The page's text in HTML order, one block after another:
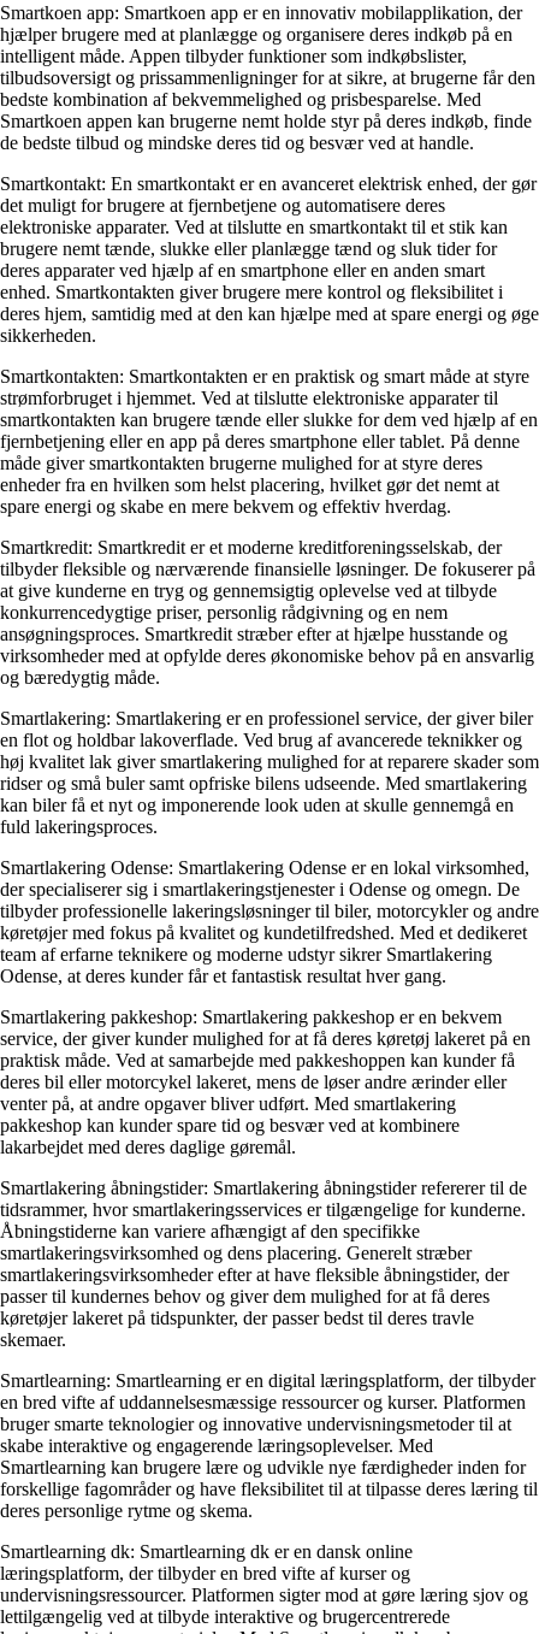
Smartkoen app: Smartkoen app er en innovativ mobilapplikation, der
hjælper brugere med at planlægge og organisere deres indkøb på en
intelligent måde. Appen tilbyder funktioner som indkøbslister,
tilbudsoversigt og prissammenligninger for at sikre, at brugerne får den
bedste kombination af bekvemmelighed og prisbesparelse. Med
Smartkoen appen kan brugerne nemt holde styr på deres indkøb, finde
de bedste tilbud og mindske deres tid og besvær ved at handle.
Smartkontakt: En smartkontakt er en avanceret elektrisk enhed, der gør
det muligt for brugere at fjernbetjene og automatisere deres
elektroniske apparater. Ved at tilslutte en smartkontakt til et stik kan
brugere nemt tænde, slukke eller planlægge tænd og sluk tider for
deres apparater ved hjælp af en smartphone eller en anden smart
enhed. Smartkontakten giver brugere mere kontrol og fleksibilitet i
deres hjem, samtidig med at den kan hjælpe med at spare energi og øge
sikkerheden.
Smartkontakten: Smartkontakten er en praktisk og smart måde at styre
strømforbruget i hjemmet. Ved at tilslutte elektroniske apparater til
smartkontakten kan brugere tænde eller slukke for dem ved hjælp af en
fjernbetjening eller en app på deres smartphone eller tablet. På denne
måde giver smartkontakten brugerne mulighed for at styre deres
enheder fra en hvilken som helst placering, hvilket gør det nemt at
spare energi og skabe en mere bekvem og effektiv hverdag.
Smartkredit: Smartkredit er et moderne kreditforeningsselskab, der
tilbyder fleksible og nærværende finansielle løsninger. De fokuserer på
at give kunderne en tryg og gennemsigtig oplevelse ved at tilbyde
konkurrencedygtige priser, personlig rådgivning og en nem
ansøgningsproces. Smartkredit stræber efter at hjælpe husstande og
virksomheder med at opfylde deres økonomiske behov på en ansvarlig
og bæredygtig måde.
Smartlakering: Smartlakering er en professionel service, der giver biler
en flot og holdbar lakoverflade. Ved brug af avancerede teknikker og
høj kvalitet lak giver smartlakering mulighed for at reparere skader som
ridser og små buler samt opfriske bilens udseende. Med smartlakering
kan biler få et nyt og imponerende look uden at skulle gennemgå en
fuld lakeringsproces.
Smartlakering Odense: Smartlakering Odense er en lokal virksomhed,
der specialiserer sig i smartlakeringstjenester i Odense og omegn. De
tilbyder professionelle lakeringsløsninger til biler, motorcykler og andre
køretøjer med fokus på kvalitet og kundetilfredshed. Med et dedikeret
team af erfarne teknikere og moderne udstyr sikrer Smartlakering
Odense, at deres kunder får et fantastisk resultat hver gang.
Smartlakering pakkeshop: Smartlakering pakkeshop er en bekvem
service, der giver kunder mulighed for at få deres køretøj lakeret på en
praktisk måde. Ved at samarbejde med pakkeshoppen kan kunder få
deres bil eller motorcykel lakeret, mens de løser andre ærinder eller
venter på, at andre opgaver bliver udført. Med smartlakering
pakkeshop kan kunder spare tid og besvær ved at kombinere
lakarbejdet med deres daglige gøremål.
Smartlakering åbningstider: Smartlakering åbningstider refererer til de
tidsrammer, hvor smartlakeringsservices er tilgængelige for kunderne.
Åbningstiderne kan variere afhængigt af den specifikke
smartlakeringsvirksomhed og dens placering. Generelt stræber
smartlakeringsvirksomheder efter at have fleksible åbningstider, der
passer til kundernes behov og giver dem mulighed for at få deres
køretøjer lakeret på tidspunkter, der passer bedst til deres travle
skemaer.
Smartlearning: Smartlearning er en digital læringsplatform, der tilbyder
en bred vifte af uddannelsesmæssige ressourcer og kurser. Platformen
bruger smarte teknologier og innovative undervisningsmetoder til at
skabe interaktive og engagerende læringsoplevelser. Med
Smartlearning kan brugere lære og udvikle nye færdigheder inden for
forskellige fagområder og have fleksibilitet til at tilpasse deres læring til
deres personlige rytme og skema.
Smartlearning dk: Smartlearning dk er en dansk online
læringsplatform, der tilbyder en bred vifte af kurser og
undervisningsressourcer. Platformen sigter mod at gøre læring sjov og
lettilgængelig ved at tilbyde interaktive og brugercentrerede